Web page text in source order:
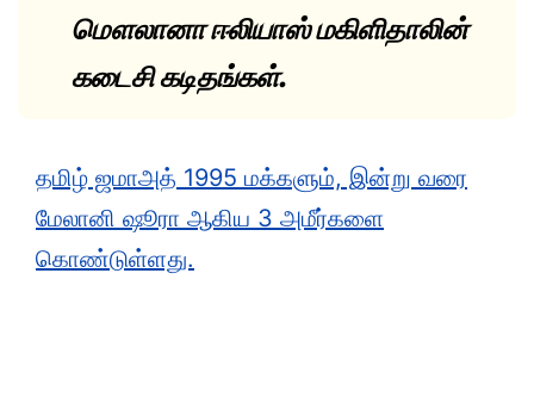
மௌலானா ஈலியாஸ் மகிளிதாலின்
கடைசி கடிதங்கள்.
தமிழ் ஜமாஅத் 1995 மக்களும், இன்று வரை
மேலானி ஷூரா ஆகிய 3 அமீர்களை
கொண்டுள்ளது.